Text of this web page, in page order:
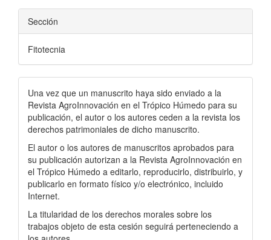
Sección
Fitotecnia
Una vez que un manuscrito haya sido enviado a la
Revista AgroInnovación en el Trópico Húmedo para su
publicación, el autor o los autores ceden a la revista los
derechos patrimoniales de dicho manuscrito.
El autor o los autores de manuscritos aprobados para
su publicación autorizan a la Revista AgroInnovación en
el Trópico Húmedo a editarlo, reproducirlo, distribuirlo, y
publicarlo en formato físico y/o electrónico, incluido
Internet.
La titularidad de los derechos morales sobre los
trabajos objeto de esta cesión seguirá perteneciendo a